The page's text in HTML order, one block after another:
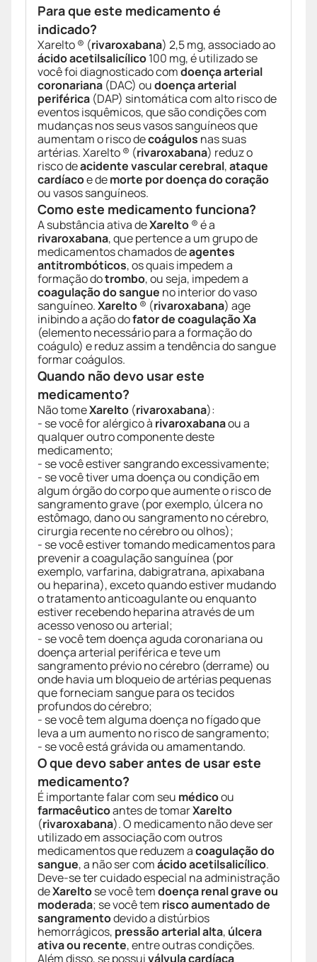
Para que este medicamento é
indicado?
Xarelto ® (rivaroxabana) 2,5 mg, associado ao
ácido acetilsalicílico100 mg, é utilizado se
você foi diagnosticado comdoença arterial
coronariana (DAC) oudoença arterial
periférica (DAP) sintomática com alto risco de
eventos isquêmicos, que são condições com
mudanças nos seus vasos sanguíneos que
aumentam o risco decoágulos nas suas
artérias. Xarelto ® (rivaroxabana) reduz o
risco deacidente vascular cerebral,ataque
cardíacoe demorte por doença do coração
ou vasos sanguíneos.
Como este medicamento funciona?
A substância ativa deXarelto® é a
rivaroxabana, que pertence a um grupo de
medicamentos chamados deagentes
antitrombóticos, os quais impedem a
formação dotrombo, ou seja, impedem a
coagulação do sangue no interior do vaso
sanguíneo.Xarelto® (rivaroxabana) age
inibindo a ação dofator de coagulação Xa
(elemento necessário para a formação do
coágulo) e reduz assim a tendência do sangue
formar coágulos.
Quando não devo usar este
medicamento?
Não tomeXarelto (rivaroxabana):
- se você for alérgico à rivaroxabanaou a
qualquer outro componente deste
medicamento;
- se você estiver sangrando excessivamente;
- se você tiver uma doença ou condição em
algum órgão do corpo que aumente o risco de
sangramento grave (por exemplo, úlcera no
estômago, dano ou sangramento no cérebro,
cirurgia recente no cérebro ou olhos);
- se você estiver tomando medicamentos para
prevenir a coagulação sanguínea (por
exemplo, varfarina, dabigratrana, apixabana
ou heparina), exceto quando estiver mudando
o tratamento anticoagulante ou enquanto
estiver recebendo heparina através de um
acesso venoso ou arterial;
- se você tem doença aguda coronariana ou
doença arterial periférica e teve um
sangramento prévio no cérebro (derrame) ou
onde havia um bloqueio de artérias pequenas
que forneciam sangue para os tecidos
profundos do cérebro;
- se você tem alguma doença no fígado que
leva a um aumento no risco de sangramento;
- se você está grávida ou amamentando.
O que devo saber antes de usar este
medicamento?
É importante falar com seu médicoou
farmacêuticoantes de tomarXarelto
(rivaroxabana). O medicamento não deve ser
utilizado em associação com outros
medicamentos que reduzem acoagulação do
sangue, a não ser comácido acetilsalicílico.
Deve-se ter cuidado especial na administração
deXareltose você temdoença renal grave ou
moderada; se você tem risco aumentado de
sangramentodevido a distúrbios
hemorrágicos, pressão arterial alta, úlcera
ativa ou recente, entre outras condições.
Além disso, se possuiválvula cardíaca